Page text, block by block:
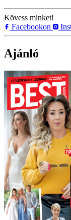
Kövess minket!
Facebookon
Ajánló